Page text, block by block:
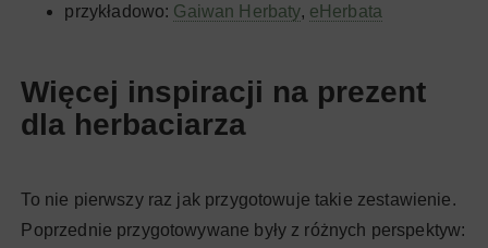
przykładowo: Gaiwan Herbaty, eHerbata
Więcej inspiracji na prezent
dla herbaciarza
To nie pierwszy raz jak przygotowuje takie zestawienie.
Poprzednie przygotowywane były z różnych perspektyw: